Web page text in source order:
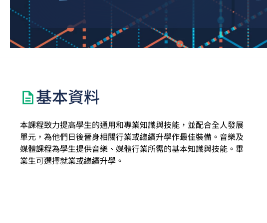
基本資料
本課程致力提高學生的通用和專業知識與技能，並配合全人發展
單元，為他們日後晉身相關行業或繼續升學作最佳裝備。音樂及
媒體課程為學生提供音樂、媒體行業所需的基本知識與技能。畢
業生可選擇就業或繼續升學。